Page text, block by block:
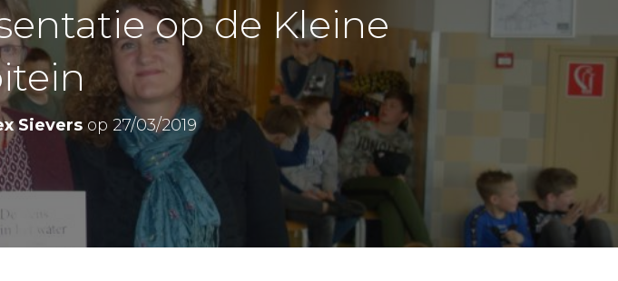
op de Kleine
Sievers op 27/03/2019